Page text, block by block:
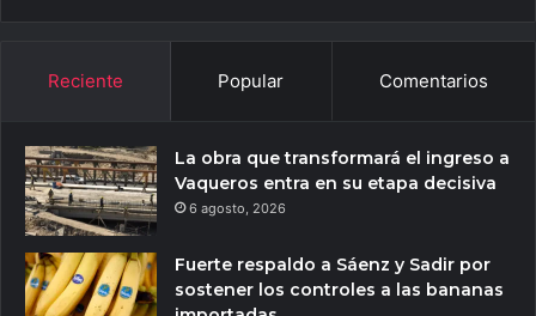
Reciente Popular Comentarios
La obra que transformará el ingreso a
Vaqueros entra en su etapa decisiva
6 agosto, 2026
Fuerte respaldo a Sáenz y Sadir por
sostener los controles a las bananas